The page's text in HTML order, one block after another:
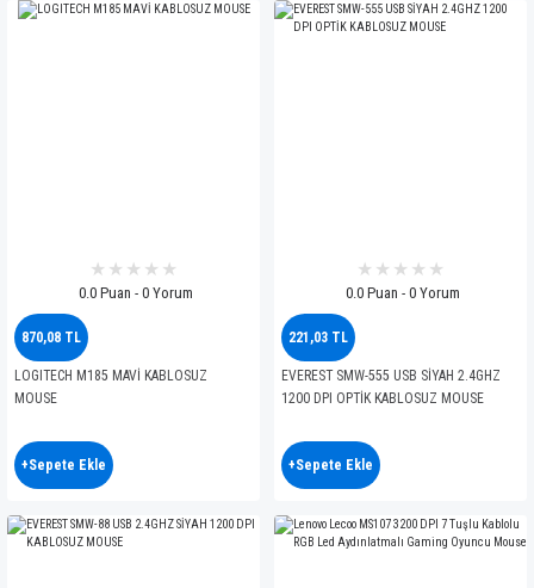
0.0 Puan - 0 Yorum
870,08 TL
LOGITECH M185 MAVİ KABLOSUZ
MOUSE
+Sepete Ekle
0.0 Puan - 0 Yorum
221,03 TL
EVEREST SMW-555 USB SİYAH 2.4GHZ
1200 DPI OPTİK KABLOSUZ MOUSE
+Sepete Ekle